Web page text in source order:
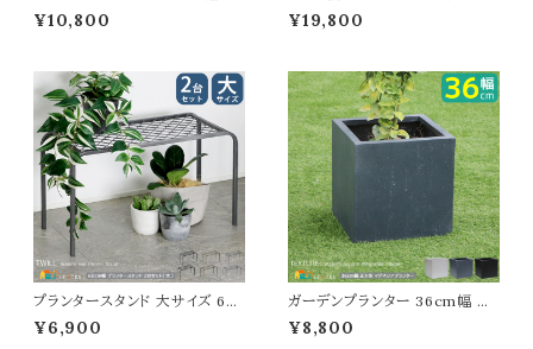
方形 ブラック グレー ホワイト 黒
灰色 白 四角形 プランター コン
m おすすめ おしゃれ 北欧 モダ
ン ベランダ バルコニー ガーデニ
ング 庭 玄関 家庭菜園 花壇 観
葉植物 水抜き穴付き
¥10,800
ウン 茶色 植木鉢 82cm幅 鉢植
え 水抜き穴付き 幅82cm 奥行3
北欧 レンガ調プランター ガーデ
ニング鉢 家庭菜園 園芸 庭園 ベ
ランダ バルコニー エントランス
野菜 菜園 花壇
¥19,800
プランタースタンド 大サイズ 60
cm幅 同色2台セット ゴールド グ
レー ブラック 鉢植えスタンド 植
¥6,900
ガーデンプランター 36cm幅 正
方形 ブラック グレー ホワイト 黒
灰色 白 プランター コンクリート
¥8,800